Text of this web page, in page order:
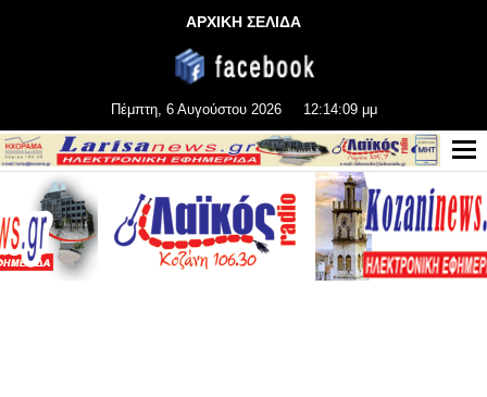
ΑΡΧΙΚΗ ΣΕΛΙΔΑ
Πέμπτη, 6 Αυγούστου 2026 12:14:10 μμ